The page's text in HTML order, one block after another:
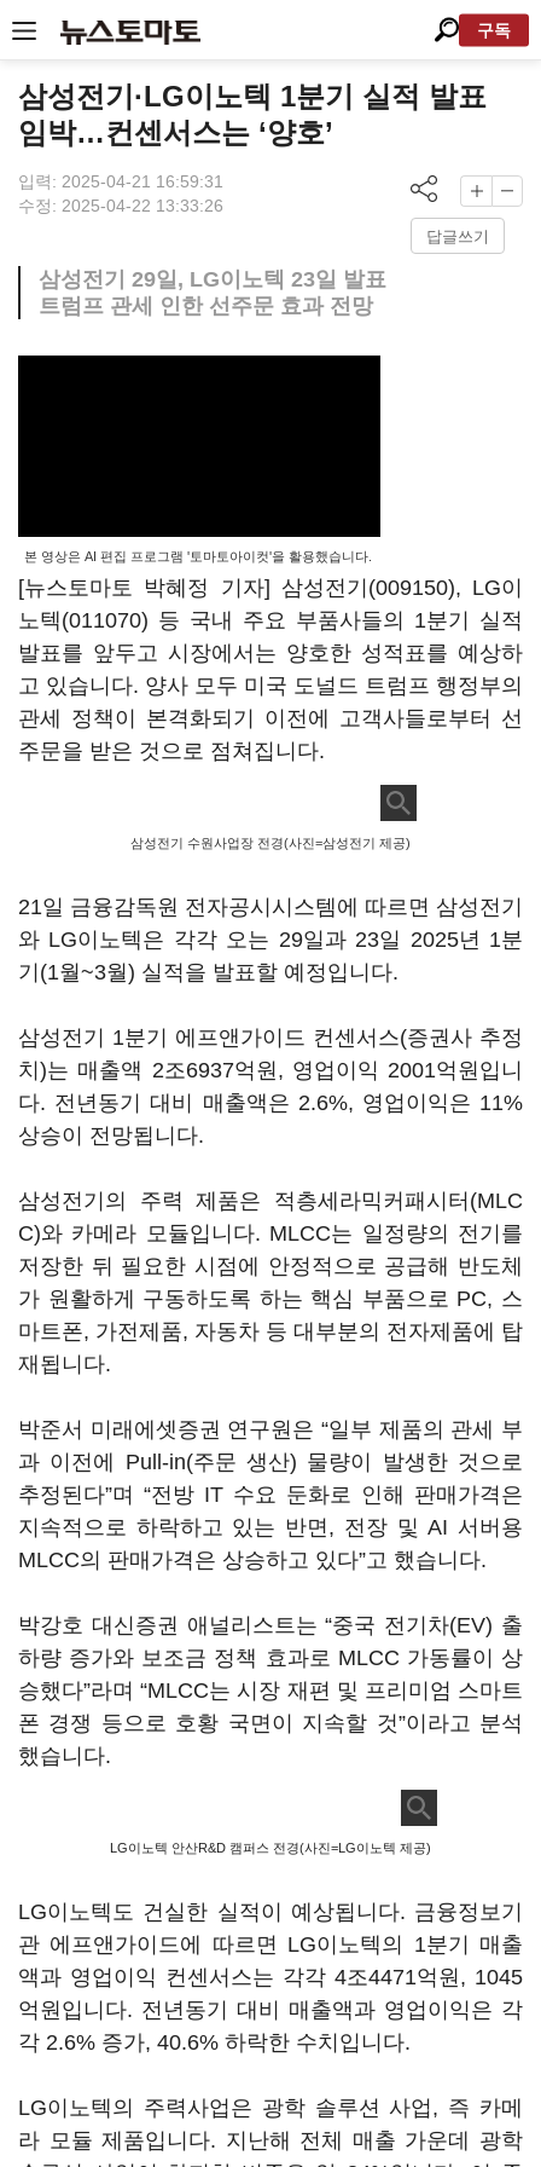
구독
삼성전기·LG이노텍 1분기 실적 발표
임박…컨센서스는 ‘양호’
입력: 2025-04-21 16:59:31
수정: 2025-04-22 13:33:26
답글쓰기
삼성전기 29일, LG이노텍 23일 발표
트럼프 관세 인한 선주문 효과 전망
본 영상은 AI 편집 프로그램 '토마토아이컷'을 활용했습니다.
[뉴스토마토 박혜정 기자] 삼성전기(009150), LG이
노텍(011070) 등 국내 주요 부품사들의 1분기 실적
발표를 앞두고 시장에서는 양호한 성적표를 예상하
고 있습니다. 양사 모두 미국 도널드 트럼프 행정부의
관세 정책이 본격화되기 이전에 고객사들로부터 선
주문을 받은 것으로 점쳐집니다.
삼성전기 수원사업장 전경(사진=삼성전기 제공)
21일 금융감독원 전자공시시스템에 따르면 삼성전기
와 LG이노텍은 각각 오는 29일과 23일 2025년 1분
기(1월~3월) 실적을 발표할 예정입니다.
삼성전기 1분기 에프앤가이드 컨센서스(증권사 추정
치)는 매출액 2조6937억원, 영업이익 2001억원입니
다. 전년동기 대비 매출액은 2.6%, 영업이익은 11%
상승이 전망됩니다.
삼성전기의 주력 제품은 적층세라믹커패시터(MLC
C)와 카메라 모듈입니다. MLCC는 일정량의 전기를
저장한 뒤 필요한 시점에 안정적으로 공급해 반도체
가 원활하게 구동하도록 하는 핵심 부품으로 PC, 스
마트폰, 가전제품, 자동차 등 대부분의 전자제품에 탑
재됩니다.
박준서 미래에셋증권 연구원은 “일부 제품의 관세 부
과 이전에 Pull-in(주문 생산) 물량이 발생한 것으로
추정된다”며 “전방 IT 수요 둔화로 인해 판매가격은
지속적으로 하락하고 있는 반면, 전장 및 AI 서버용
MLCC의 판매가격은 상승하고 있다”고 했습니다.
박강호 대신증권 애널리스트는 “중국 전기차(EV) 출
하량 증가와 보조금 정책 효과로 MLCC 가동률이 상
승했다”라며 “MLCC는 시장 재편 및 프리미엄 스마트
폰 경쟁 등으로 호황 국면이 지속할 것”이라고 분석
했습니다.
LG이노텍 안산R&D 캠퍼스 전경(사진=LG이노텍 제공)
LG이노텍도 건실한 실적이 예상됩니다. 금융정보기
관 에프앤가이드에 따르면 LG이노텍의 1분기 매출
액과 영업이익 컨센서스는 각각 4조4471억원, 1045
억원입니다. 전년동기 대비 매출액과 영업이익은 각
각 2.6% 증가, 40.6% 하락한 수치입니다.
LG이노텍의 주력사업은 광학 솔루션 사업, 즉 카메
라 모듈 제품입니다. 지난해 전체 매출 가운데 광학